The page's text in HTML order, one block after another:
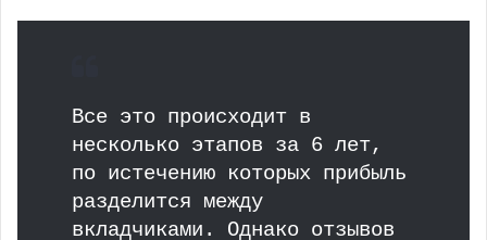
Все это происходит в
несколько этапов за 6 лет,
по истечению которых прибыль
разделится между
вкладчиками. Однако отзывов